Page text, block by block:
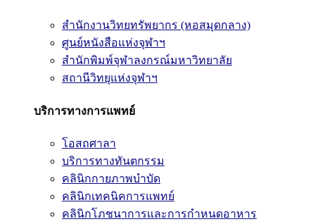
สำนักงานวิทยทรัพยากร (หอสมุดกลาง)
ศูนย์หนังสือแห่งจุฬาฯ
สำนักพิมพ์จุฬาลงกรณ์มหาวิทยาลัย
สถานีวิทยุแห่งจุฬาฯ
บริการทางการแพทย์
โอสถศาลา
บริการทางทันตกรรม
คลินิกกายภาพบำบัด
คลินิกเทคนิคการแพทย์
คลินิกโภชนาการและการกำหนดอาหาร